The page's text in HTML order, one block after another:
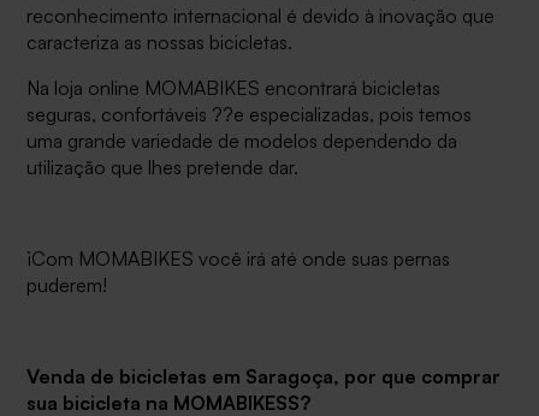
reconhecimento internacional é devido à inovação que
caracteriza as nossas bicicletas.
Na loja online MOMABIKES encontrará bicicletas
seguras, confortáveis ??e especializadas, pois temos
uma grande variedade de modelos dependendo da
utilização que lhes pretende dar.
¡Com MOMABIKES você irá até onde suas pernas
puderem!
Venda de bicicletas em Saragoça, por que comprar
sua bicicleta na MOMABIKESS?